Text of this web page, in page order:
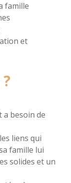
famille
et
besoin de
liens qui
famille lui
solides et un